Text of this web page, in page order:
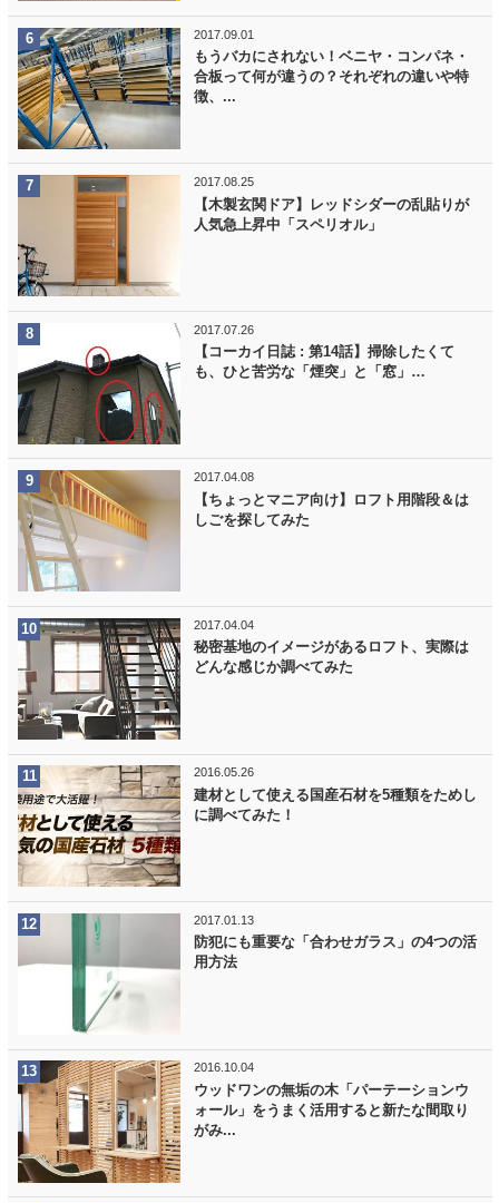
2017.09.01
もうバカにされない！ベニヤ・コンパネ・
合板って何が違うの？それぞれの違いや特
徴、...
2017.08.25
【木製玄関ドア】レッドシダーの乱貼りが
人気急上昇中「スペリオル」
2017.07.26
【コーカイ日誌 : 第14話】掃除したくて
も、ひと苦労な「煙突」と「窓」…
2017.04.08
【ちょっとマニア向け】ロフト用階段＆は
しごを探してみた
2017.04.04
秘密基地のイメージがあるロフト、実際は
どんな感じか調べてみた
2016.05.26
建材として使える国産石材を5種類をためし
に調べてみた！
2017.01.13
防犯にも重要な「合わせガラス」の4つの活
用方法
2016.10.04
ウッドワンの無垢の木「パーテーションウ
ォール」をうまく活用すると新たな間取り
がみ...